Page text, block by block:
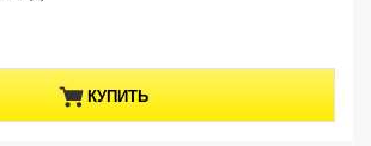
КУПИТЬ